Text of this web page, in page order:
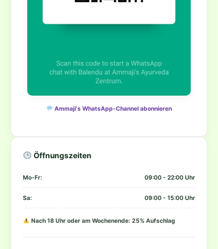
Ammaji's WhatsApp-Channel abonnieren
Öffnungszeiten
Mo-Fr: 09:00 - 22:00 Uhr
Sa: 09:00 - 15:00 Uhr
Nach 18 Uhr oder am Wochenende: 25% Aufschlag